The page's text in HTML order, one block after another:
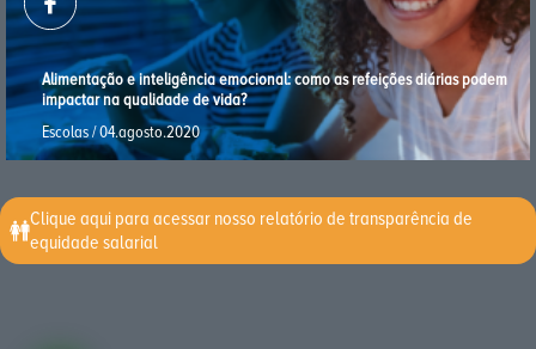
Alimentação e inteligência emocional: como as refeições diárias podem
impactar na qualidade de vida?
Escolas / 04.agosto.2020
Clique aqui para acessar nosso relatório de transparência de
equidade salarial